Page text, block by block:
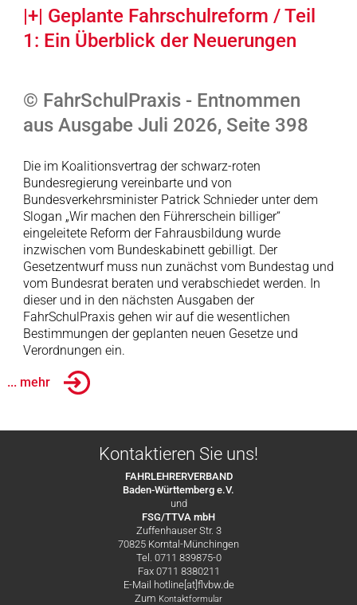
|+| Geplante Fahrschulreform / Teil
1: Ein Überblick der Neuerungen
© FahrSchulPraxis - Entnommen
aus Ausgabe Juli 2026, Seite 398
Die im Koalitionsvertrag der schwarz-roten
Bundesregierung vereinbarte und von
Bundesverkehrsminister Patrick Schnieder unter dem
Slogan „Wir machen den Führerschein billiger“
eingeleitete Reform der Fahrausbildung wurde
inzwischen vom Bundeskabinett gebilligt. Der
Gesetzentwurf muss nun zunächst vom Bundestag und
vom Bundesrat beraten und verabschiedet werden. In
dieser und in den nächsten Ausgaben der
FahrSchulPraxis gehen wir auf die wesentlichen
Bestimmungen der geplanten neuen Gesetze und
Verordnungen ein.
... mehr
Kontaktieren Sie uns!
FAHRLEHRERVERBAND
Baden-Württemberg e.V.
und
FSG/TTVA mbH
Zuffenhauser Str. 3
70825 Korntal-Münchingen
Tel. 0711 839875-0
Fax 0711 8380211
E-Mail hotline[at]flvbw.de
Zum Kontaktformular